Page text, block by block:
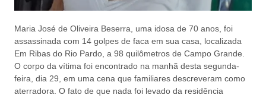
Maria José de Oliveira Beserra, uma idosa de 70 anos, foi
assassinada com 14 golpes de faca em sua casa, localizada
Em Ribas do Rio Pardo, a 98 quilômetros de Campo Grande.
O corpo da vítima foi encontrado na manhã desta segunda-
feira, dia 29, em uma cena que familiares descreveram como
aterradora. O fato de que nada foi levado da residência